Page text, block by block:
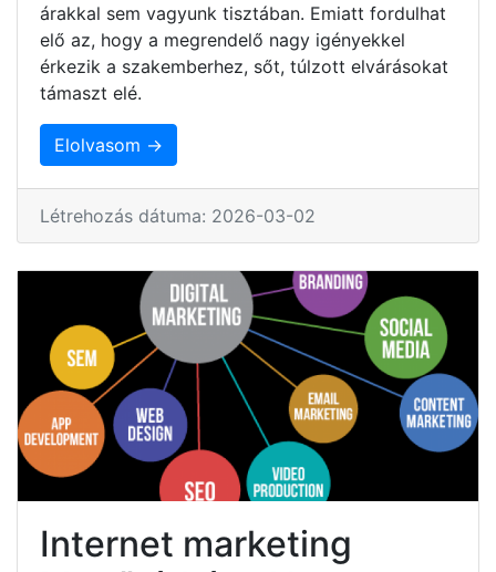
árakkal sem vagyunk tisztában. Emiatt fordulhat
elő az, hogy a megrendelő nagy igényekkel
érkezik a szakemberhez, sőt, túlzott elvárásokat
támaszt elé.
Elolvasom →
Létrehozás dátuma: 2026-03-02
Internet marketing